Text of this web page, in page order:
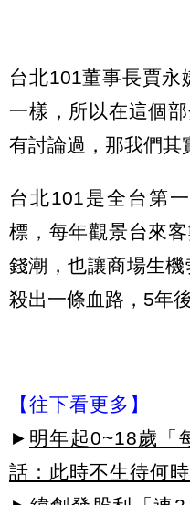
台北101董事長賈永
一樣，所以在這個
有討論過，那我們其
台北101是全台第
標，每年觀景台來
錢潮，也讓商場生
殺出一條血路，5年
【往下看更多】
► 明年起0~18歲「
話：此時不生待何時